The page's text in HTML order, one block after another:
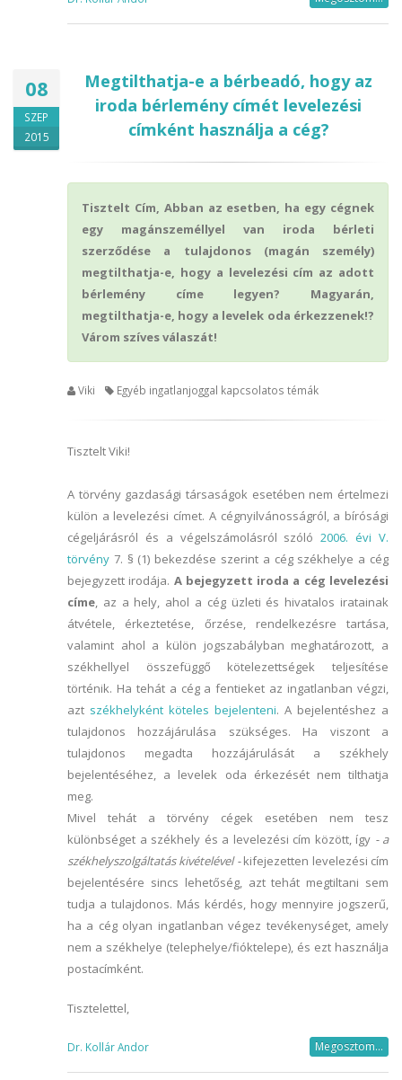
08
SZEP
2015
Megtilthatja-e a bérbeadó, hogy az
iroda bérlemény címét levelezési
címként használja a cég?
Tisztelt Cím, Abban az esetben, ha egy cégnek
egy magánszeméllyel van iroda bérleti
szerződése a tulajdonos (magán személy)
megtilthatja-e, hogy a levelezési cím az adott
bérlemény címe legyen? Magyarán,
megtilthatja-e, hogy a levelek oda érkezzenek!?
Várom szíves válaszát!
Viki Egyéb ingatlanjoggal kapcsolatos témák
Tisztelt Viki!
A törvény gazdasági társaságok esetében nem értelmezi
külön a levelezési címet. A cégnyilvánosságról, a bírósági
cégeljárásról és a végelszámolásról szóló2006. évi V.
törvény 7. § (1) bekezdése szerint a cég székhelye a cég
bejegyzett irodája. A bejegyzett iroda a cég levelezési
címe, az a hely, ahol a cég üzleti és hivatalos iratainak
átvétele, érkeztetése, őrzése, rendelkezésre tartása,
valamint ahol a külön jogszabályban meghatározott, a
székhellyel összefüggő kötelezettségek teljesítése
történik. Ha tehát a cég a fentieket az ingatlanban végzi,
azt székhelyként köteles bejelenteni. A bejelentéshez a
tulajdonos hozzájárulása szükséges. Ha viszont a
tulajdonos megadta hozzájárulását a székhely
bejelentéséhez, a levelek oda érkezését nem tilthatja
meg.
Mivel tehát a törvény cégek esetében nem tesz
különbséget a székhely és a levelezési cím között, így - a
székhelyszolgáltatás kivételével -kifejezetten levelezési cím
bejelentésére sincs lehetőség, azt tehát megtiltani sem
tudja a tulajdonos. Más kérdés, hogy mennyire jogszerű,
ha a cég olyan ingatlanban végez tevékenységet, amely
nem a székhelye (telephelye/fióktelepe), és ezt használja
postacímként.
Tisztelettel,
Dr. Kollár Andor Megosztom...